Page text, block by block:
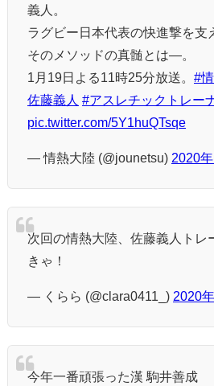
義人。
ラグビー日本代表の快進撃を支
そのメソッドの真髄とは―。
1月19日よる11時25分放送。 #
佐藤義人 #アスレチックトレー
pic.twitter.com/5Y1huQTsqe
— 情熱大陸 (@jounetsu) 2020
次回の情熱大陸、佐藤義人トレ
きゃ！
— くらら (@clara0411_) 2020
今年一番頑張った漢 駒井善成